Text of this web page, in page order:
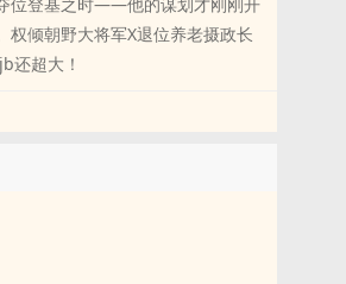
倾朝野大将军X退位养老摄政长
还超大！